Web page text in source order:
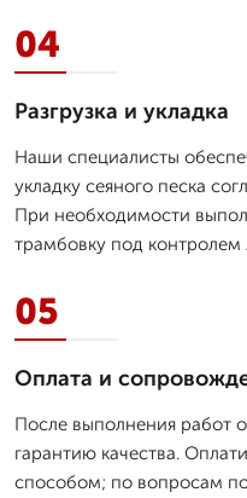
04
Разгрузка и укладка
Наши специалисты
укладку сеяного песка
При необходимости
трамбовку под контролем
05
Оплата и
После выполнения работ
гарантию качества.
способом; по вопросам